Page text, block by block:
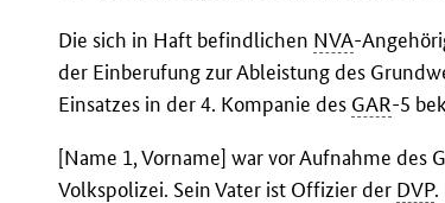
Die sich in Haft befindlichen NVA-
der Einberufung zur Ableistung des
Einsatzes in der 4. Kompanie des GAR-5
[Name 1, Vorname] war vor Aufnahme
Volkspolizei. Sein Vater ist Offizier der DVP.